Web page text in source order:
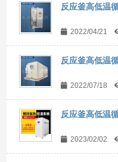
反应釜高低温
2022/04/21
反应釜高低温
2022/07/18
反应釜高低温
2023/02/02